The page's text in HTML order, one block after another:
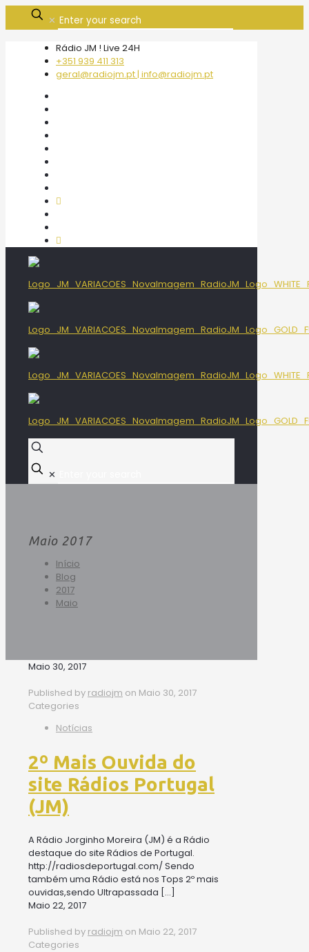
✕
Rádio JM ! Live 24H
+351 939 411 313
geral@radiojm.pt | info@radiojm.pt
✕
Maio 2017
Início
Blog
2017
Maio
Maio 30, 2017
Published by radiojm on Maio 30, 2017
Categories
Notícias
2º Mais Ouvida do
site Rádios Portugal
(JM)
A Rádio Jorginho Moreira (JM) é a Rádio
destaque do site Rádios de Portugal.
http://radiosdeportugal.com/ Sendo
também uma Rádio está nos Tops 2º mais
ouvidas,sendo Ultrapassada […]
Maio 22, 2017
Published by radiojm on Maio 22, 2017
Categories